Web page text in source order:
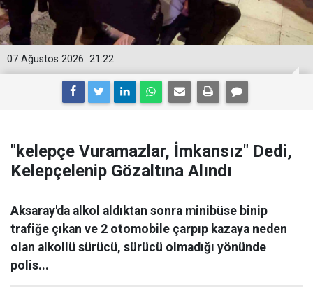
21:22
07 Ağustos 2026
"kelepçe Vuramazlar, İmkansız" Dedi,
Kelepçelenip Gözaltına Alındı
Aksaray'da alkol aldıktan sonra minibüse binip
trafiğe çıkan ve 2 otomobile çarpıp kazaya neden
olan alkollü sürücü, sürücü olmadığı yönünde
polis...